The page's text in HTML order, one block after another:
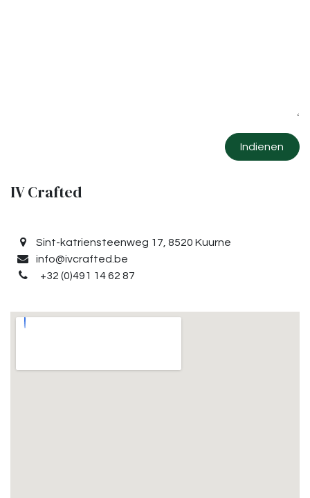
Indienen
IV Crafted
Sint-katriensteenweg 17, 8520 Kuurne
info@ivcrafted.be
+32 (0)491 14 62 87